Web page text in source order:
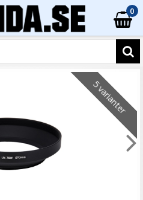
0
5 varianter